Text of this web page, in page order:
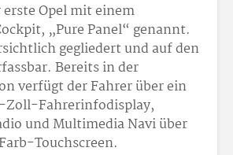
Opel mit einem
„Pure Panel“ genannt.
gegliedert und auf den
Bereits in der
verfügt der Fahrer über ein
Zoll-Fahrerinfodisplay,
und Multimedia Navi über
Touchscreen.